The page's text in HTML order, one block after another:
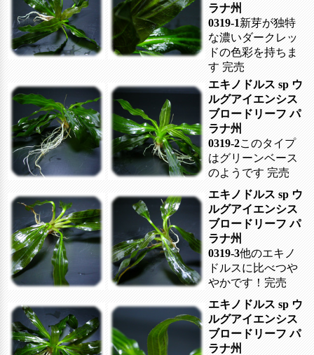
ラナ州
0319-1新芽が独特
な濃いダークレッ
ドの色彩を持ちま
す 完売
エキノドルス sp ウ
ルグアイエンシス
ブロードリーフ パ
ラナ州
0319-2このタイプ
はグリーンベース
のようです 完売
エキノドルス sp ウ
ルグアイエンシス
ブロードリーフ パ
ラナ州
0319-3他のエキノ
ドルスに比べつや
やかです！ 完売
エキノドルス sp ウ
ルグアイエンシス
ブロードリーフ パ
ラナ州